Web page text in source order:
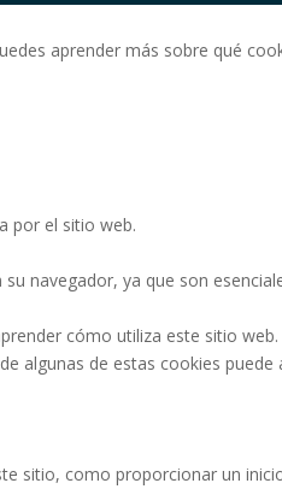
aprender más sobre qué
por el sitio web.
navegador, ya que son
cómo utiliza este sitio
algunas de estas cookies puede
sitio, como proporcionar un